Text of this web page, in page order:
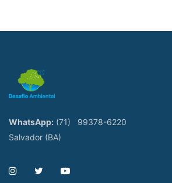
WhatsApp: (71)
99378-6220
Salvador (BA)